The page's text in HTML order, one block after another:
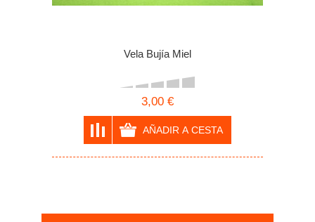
Vela Bujía Miel
3,00 €